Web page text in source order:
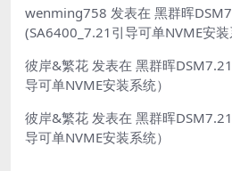
wenming758 发表在 黑群晖
(SA6400_7.21引导可单NVME安装
彼岸&繁花 发表在 黑群晖
导可单NVME安装系统）
彼岸&繁花 发表在 黑群晖
导可单NVME安装系统）